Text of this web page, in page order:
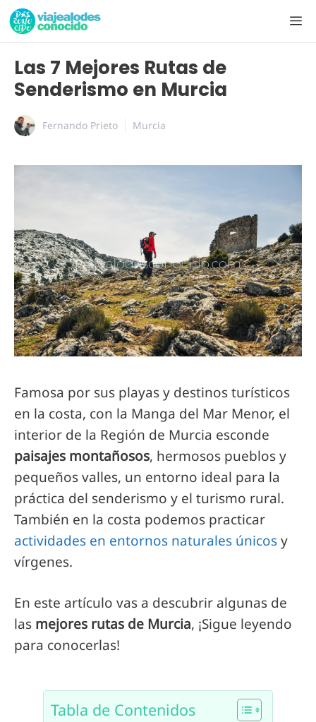
Las 7 Mejores Rutas de
Senderismo en Murcia
Fernando Prieto Murcia
Famosa por sus playas y destinos turísticos
en la costa, con la Manga del Mar Menor, el
interior de la Región de Murcia esconde
paisajes montañosos, hermosos pueblos y
pequeños valles, un entorno ideal para la
práctica del senderismo y el turismo rural.
También en la costa podemos practicar
actividades en entornos naturales únicosy
vírgenes.
En este artículo vas a descubrir algunas de
las mejores rutas de Murcia, ¡Sigue leyendo
para conocerlas!
Tabla de Contenidos